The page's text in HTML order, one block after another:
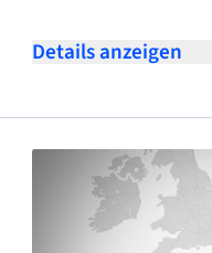
Details anzeigen